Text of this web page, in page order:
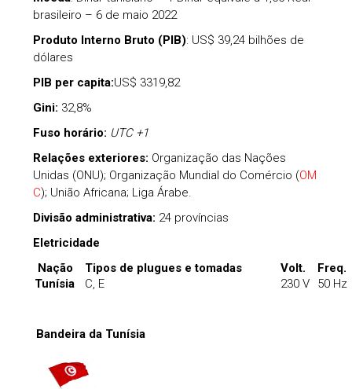
brasileiro – 6 de maio 2022
Produto Interno Bruto (PIB): US$ 39,24 bilhões de
dólares
PIB per capita:US$ 3319,82
Gini: 32,8%
Fuso horário: UTC +1
Relações exteriores: Organização das Nações
Unidas (ONU); Organização Mundial do Comércio (OM
C); União Africana; Liga Árabe.
Divisão administrativa: 24 províncias
Eletricidade
Nação
Tipos de plugues e tomadas Volt.
Freq.
Tunísia
C, E 230 V 50 Hz
Bandeira da Tunísia